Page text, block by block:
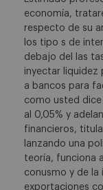
economía,
respecto de su
los tipo s de
debajo del las
inyectar liquidez
a bancos para
como usted dice
al 0,05% y
financieros,
lanzando una
teoría, funciona
conusmo y de la
exportaciones